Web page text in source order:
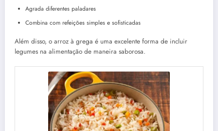
Agrada diferentes paladares
Combina com refeições simples e sofisticadas
Além disso, o arroz à grega é uma excelente forma de incluir
legumes na alimentação de maneira saborosa.